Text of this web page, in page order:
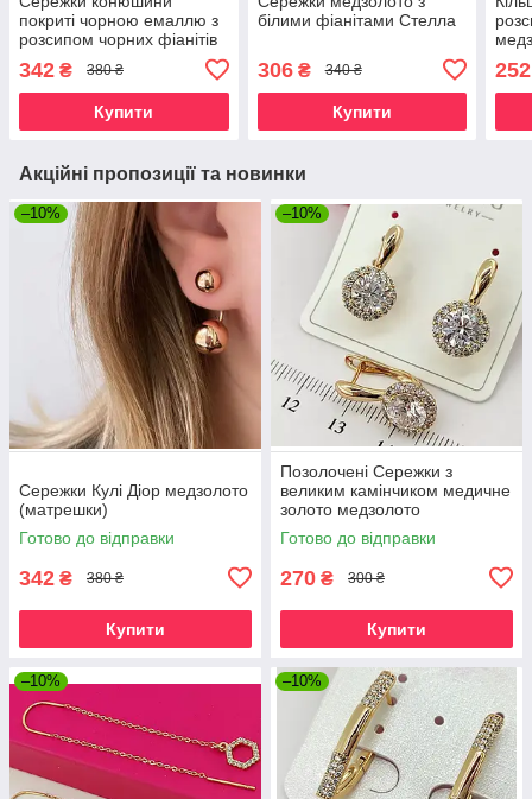
покриті чорною емаллю з
розсипом чорних фіанітів
342 ₴ 380 ₴
Купити
білими фіанітами Стелла
306₴ 340 ₴
Купити
252
Акційні пропозиції та новинки
–10%
Сережки Кулі Діор медзолото
(матрешки)
Готово до відправки
342 ₴ 380 ₴
Купити
–10%
Позолочені Сережки з
великим камінчиком медичне
золото медзолото
Готово до відправки
270 ₴ 300 ₴
Купити
–10% –10%